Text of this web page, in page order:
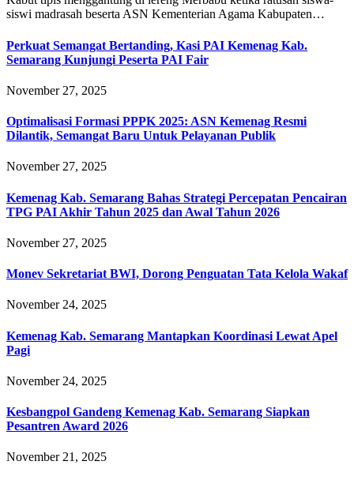
siswi madrasah beserta ASN Kementerian Agama Kabupaten…
Perkuat Semangat Bertanding, Kasi PAI Kemenag Kab.
Semarang Kunjungi Peserta PAI Fair
November 27, 2025
Optimalisasi Formasi PPPK 2025: ASN Kemenag Resmi
Dilantik, Semangat Baru Untuk Pelayanan Publik
November 27, 2025
Kemenag Kab. Semarang Bahas Strategi Percepatan Pencairan
TPG PAI Akhir Tahun 2025 dan Awal Tahun 2026
November 27, 2025
Monev Sekretariat BWI, Dorong Penguatan Tata Kelola Wakaf
November 24, 2025
Kemenag Kab. Semarang Mantapkan Koordinasi Lewat Apel
Pagi
November 24, 2025
Kesbangpol Gandeng Kemenag Kab. Semarang Siapkan
Pesantren Award 2026
November 21, 2025